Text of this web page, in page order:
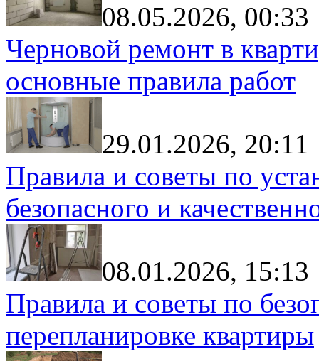
08.05.2026, 00:33
Черновой ремонт в
основные правила работ
29.01.2026, 20:11
Правила и советы по
безопасного и
08.01.2026, 15:13
Правила и советы по
перепланировке квартиры